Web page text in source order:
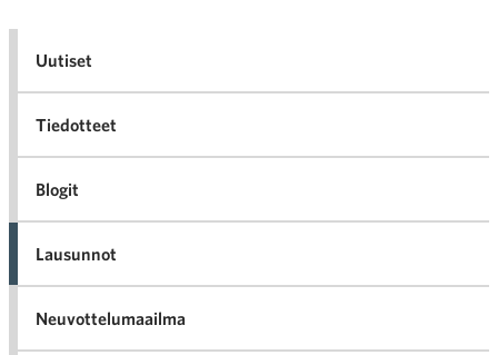
Uutiset
Tiedotteet
Blogit
Lausunnot
Neuvottelumaailma